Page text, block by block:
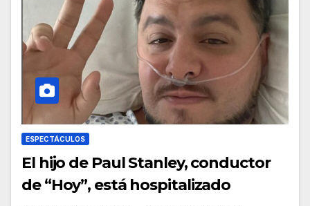
ESPECTÁCULOS
El hijo de Paul Stanley, conductor
de “Hoy”, está hospitalizado